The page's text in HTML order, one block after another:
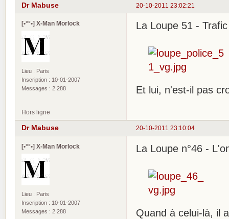
20-10-2011 23:02:21
Dr Mabuse
[•°°•] X-Man Morlock
Lieu : Paris
Inscription : 10-01-2007
Messages : 2 288
La Loupe 51 -
Et lui, n'est-il pas
Hors ligne
20-10-2011 23:10:04
Dr Mabuse
[•°°•] X-Man Morlock
Lieu : Paris
Inscription : 10-01-2007
Messages : 2 288
La Loupe n°46 -
Quand à celui-là, il